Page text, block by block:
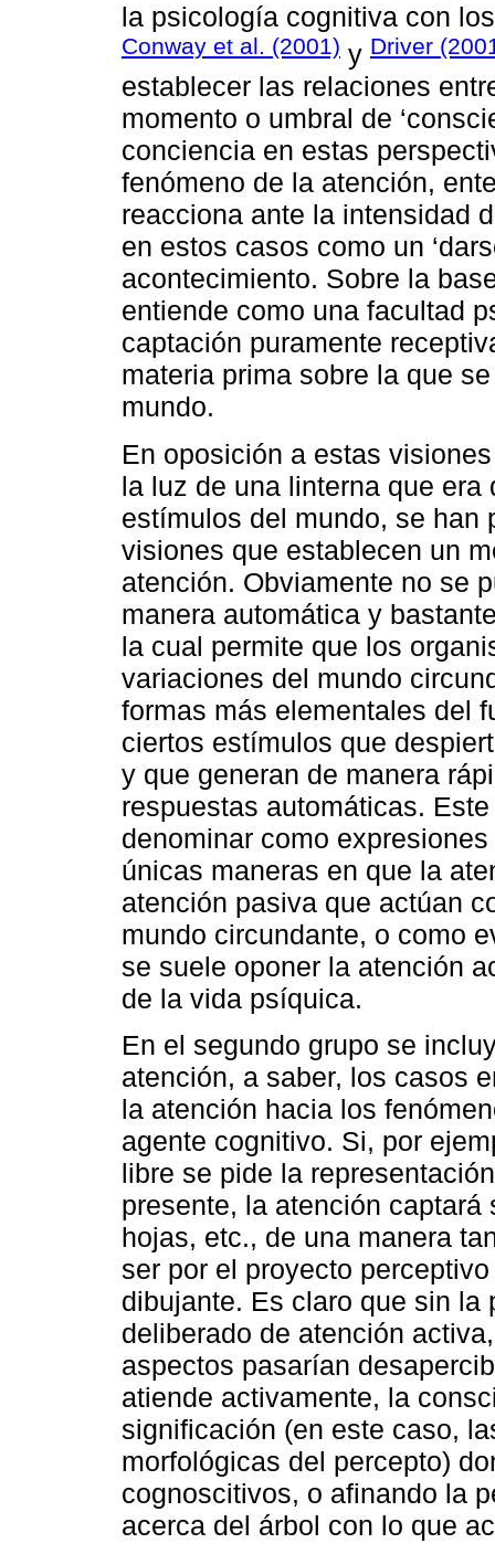
la psicología cognitiva con
Conway et al. (2001) y Driver
establecer las relaciones
momento o umbral de
conciencia en estas
fenómeno de la atención,
reacciona ante la intensidad
en estos casos como un
acontecimiento. Sobre la
entiende como una facultad
captación puramente
materia prima sobre la que
mundo.
En oposición a estas
la luz de una linterna que
estímulos del mundo, se han
visiones que establecen un
atención. Obviamente no se
manera automática y
la cual permite que los
variaciones del mundo
formas más elementales del
ciertos estímulos que
y que generan de manera
respuestas automáticas.
denominar como
únicas maneras en que la
atención pasiva que actúan
mundo circundante, o como
se suele oponer la atención
de la vida psíquica.
En el segundo grupo se
atención, a saber, los casos
la atención hacia los
agente cognitivo. Si, por
libre se pide la
presente, la atención
hojas, etc., de una manera
ser por el proyecto
dibujante. Es claro que sin la
deliberado de atención
aspectos pasarían
atiende activamente, la
significación (en este caso,
morfológicas del percepto)
cognoscitivos, o afinando la
acerca del árbol con lo que